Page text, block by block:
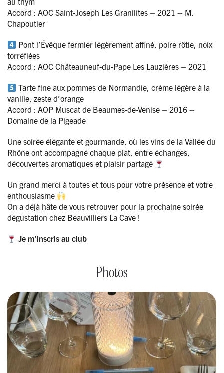
Accord : AOC Saint-Joseph Les Granilites – 2021 – M.
Chapoutier
Pont l’Évêque fermier légèrement affiné, poire rôtie, noix
torréfiées
Accord : AOC Châteauneuf-du-Pape Les Lauzières – 2021
Tarte fine aux pommes de Normandie, crème légère à la
vanille, zeste d’orange
Accord : AOP Muscat de Beaumes-de-Venise – 2016 –
Domaine de la Pigeade
Une soirée élégante et gourmande, où les vins de la Vallée du
Rhône ont accompagné chaque plat, entre échanges,
découvertes aromatiques et plaisir partagé
Un grand merci à toutes et tous pour votre présence et votre
enthousiasme
On a déjà hâte de vous retrouver pour la prochaine soirée
dégustation chez Beauvilliers La Cave !
Je m’inscris au club
Photos